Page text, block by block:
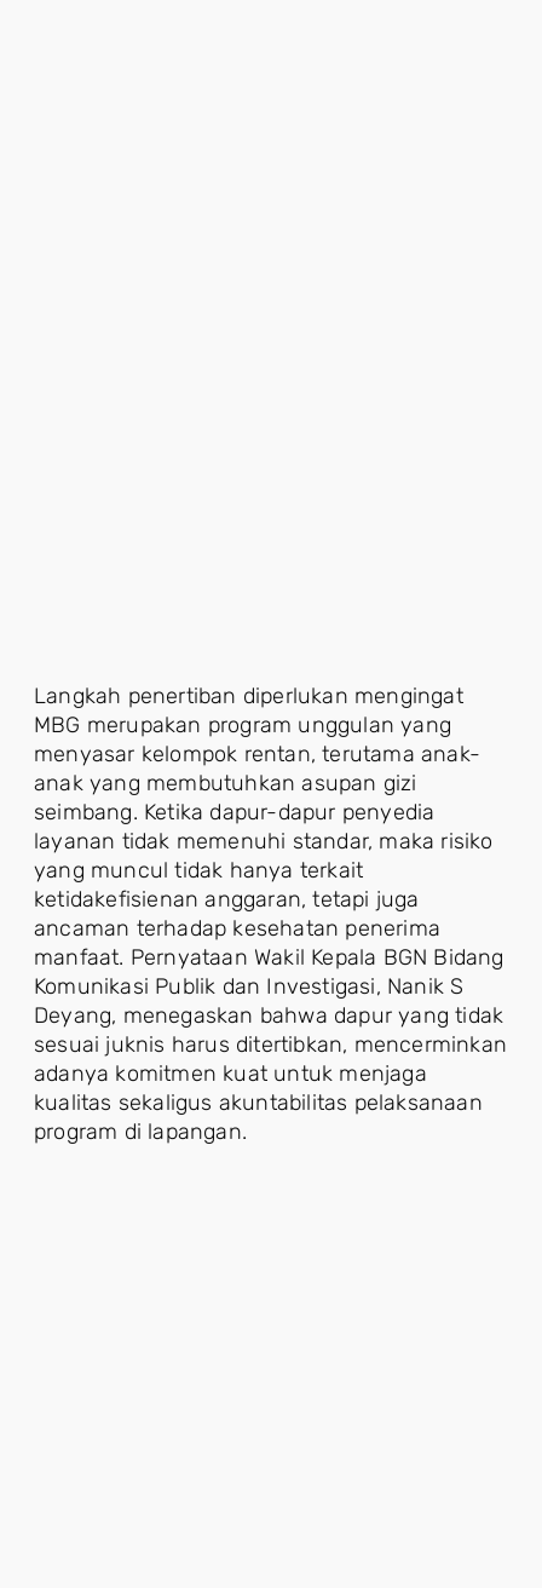
Langkah penertiban diperlukan mengingat
MBG merupakan program unggulan yang
menyasar kelompok rentan, terutama anak-
anak yang membutuhkan asupan gizi
seimbang. Ketika dapur-dapur penyedia
layanan tidak memenuhi standar, maka risiko
yang muncul tidak hanya terkait
ketidakefisienan anggaran, tetapi juga
ancaman terhadap kesehatan penerima
manfaat. Pernyataan Wakil Kepala BGN Bidang
Komunikasi Publik dan Investigasi, Nanik S
Deyang, menegaskan bahwa dapur yang tidak
sesuai juknis harus ditertibkan, mencerminkan
adanya komitmen kuat untuk menjaga
kualitas sekaligus akuntabilitas pelaksanaan
program di lapangan.